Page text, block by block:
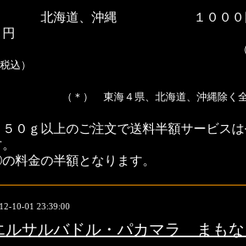
海道、沖縄 １０００
円
税込
税込）
＊） 東海４県、北海道、沖縄除く全
５０ｇ以上のご注文で送料半額サービス
料金の半額となります。
10-01 23:39:00
ルサルバドル・パカマラ まもな